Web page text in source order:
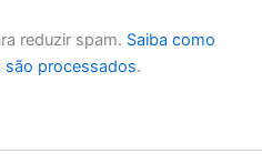
reduzir spam. Saiba como
são processados.